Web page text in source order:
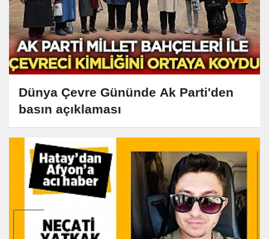
Dünya Çevre Gününde Ak Parti'den
basın açıklaması